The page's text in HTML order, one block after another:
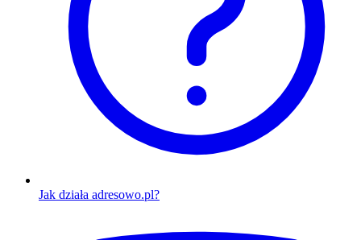
Jak działa adresowo.pl?